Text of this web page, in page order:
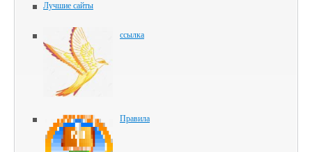
Лучшие сайты
ссылка
Правила